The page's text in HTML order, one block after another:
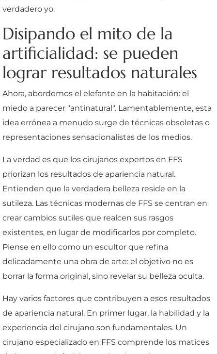
verdadero yo.
Disipando el mito de la
artificialidad: se pueden
lograr resultados naturales
Ahora, abordemos el elefante en la habitación: el
miedo a parecer "antinatural". Lamentablemente, esta
idea errónea a menudo surge de técnicas obsoletas o
representaciones sensacionalistas de los medios.
La verdad es que los cirujanos expertos en FFS
priorizan los resultados de apariencia natural.
Entienden que la verdadera belleza reside en la
sutileza. Las técnicas modernas de FFS se centran en
crear cambios sutiles que realcen sus rasgos
existentes, en lugar de modificarlos por completo.
Piense en ello como un escultor que refina
delicadamente una obra de arte: el objetivo no es
borrar la forma original, sino revelar su belleza oculta.
Hay varios factores que contribuyen a esos resultados
de apariencia natural. En primer lugar, la habilidad y la
experiencia del cirujano son fundamentales. Un
cirujano especializado en FFS comprende los matices